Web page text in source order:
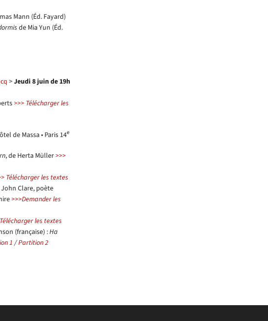
Mann (Éd. Fayard)
de Mia Yun (Éd.
>Jeudi 8 juin de 19h
>>> Télécharger les
de Massa • Paris 14e
, de Herta Müller>>>
Télécharger les textes
Clare, poète
>>>Demander les
les textes
(française) :На
1/Partition 2